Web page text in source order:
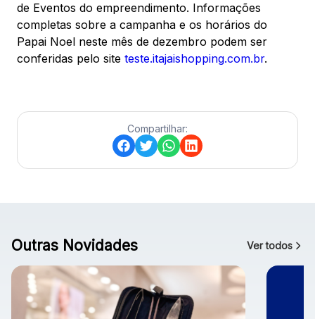
de Eventos do empreendimento. Informações
completas sobre a campanha e os horários do
Papai Noel neste mês de dezembro podem ser
conferidas pelo site teste.itajaishopping.com.br.
Compartilhar:
Outras Novidades Ver todos